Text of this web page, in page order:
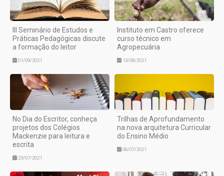
III Seminário de Estudos e
Práticas Pedagógicas discute
a formação do leitor
01/09/2021
Instituto em Castro oferece
curso técnico em
Agropecuária
13/08/2021
No Dia do Escritor, conheça
projetos dos Colégios
Mackenzie para leitura e
escrita
23/07/2021
Trilhas de Aprofundamento
na nova arquitetura Curricular
do Ensino Médio
06/07/2021